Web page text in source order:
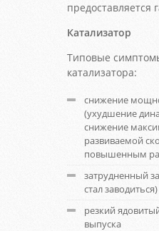
предоставляется
Катализатор
Типовые
катализатора:
снижение
(ухудшение
снижение
развиваемой
повышенным
затрудненный
стал заводиться)
резкий
выпуска